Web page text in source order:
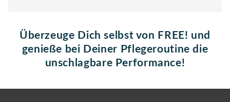
Überzeuge Dich selbst von FREE! und
genieße bei Deiner Pflegeroutine die
unschlagbare Performance!